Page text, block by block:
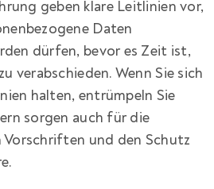
geben klare Leitlinien vor,
Daten
dürfen, bevor es Zeit ist,
verabschieden. Wenn Sie sich
halten, entrümpeln Sie
sorgen auch für die
Vorschriften und den Schutz